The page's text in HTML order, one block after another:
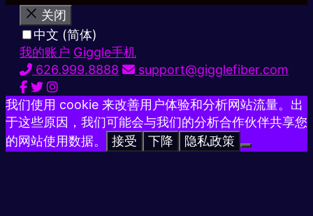
关闭
中文 (简体)
我的账户 Giggle手机
626.999.8888
support@gigglefiber.com
我们使用 cookie 来改善用户体验和分析网站流量。出
于这些原因，我们可能会与我们的分析合作伙伴共享您
的网站使用数据。
接受 下降 隐私政策